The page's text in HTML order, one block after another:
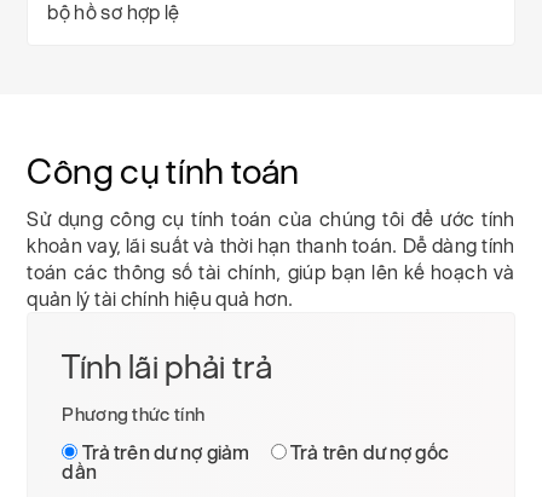
bộ hồ sơ hợp lệ
Công cụ tính toán
Sử dụng công cụ tính toán của chúng tôi để ước tính
khoản vay, lãi suất và thời hạn thanh toán. Dễ dàng tính
toán các thông số tài chính, giúp bạn lên kế hoạch và
quản lý tài chính hiệu quả hơn.
Tính lãi phải trả
Phương thức tính
Trả trên dư nợ giảm
dần
Trả trên dư nợ gốc